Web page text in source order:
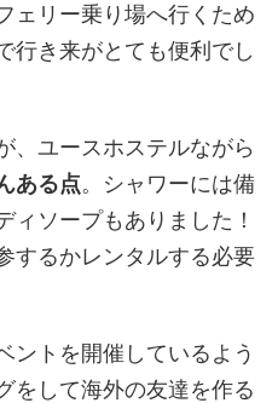
ェリー乗り場へ行くため
行き来がとても便利でし
、ユースホステルながら
ある点。シャワーには備
ィソープもありました！
するかレンタルする必要
ントを開催しているよう
をして海外の友達を作る